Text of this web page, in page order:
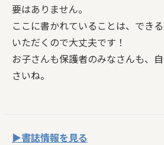
要はありません。
ここに書かれていることは、でき
いただくので大丈夫です！
お子さんも保護者のみなさんも、
さいね。
▶書誌情報を見る